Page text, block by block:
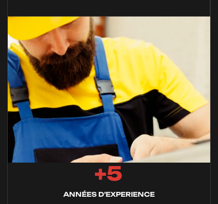
+5
ANNÉES D'EXPERIENCE